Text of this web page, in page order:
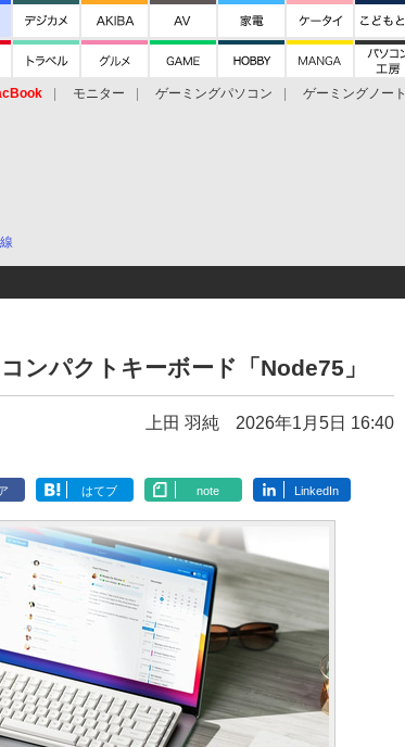
モニター ゲーミングパソコン ゲーミングノート
ンパクトキーボード「Node75」
上田 羽純 2026年1月5日 16:40
はてブ note LinkedIn